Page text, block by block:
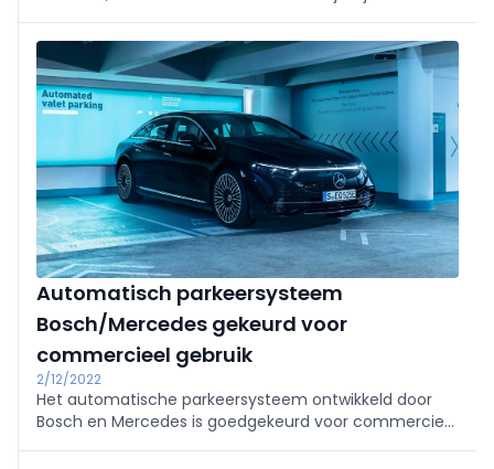
gaat om beschadiging door stoepranden of
instulpingen door oneffenheden in het wegdek, voor
elk probleem bestaat er een oplossing. Maar velgen
herstellen is specialisten­werk, waarbij de
verkeersveiligheid op het spel staat. Velgen zijn
namelijk de fun­dering waarop banden rusten en
spelen dan ook een grote rol in het waarborgen van
de rijprestaties. Kortom, een goede set velgen is
onmisbaar!
Automatisch parkeersysteem
Bosch/Mercedes gekeurd voor
commercieel gebruik
2/12/2022
Het automatische parkeersysteem ontwikkeld door
Bosch en Mercedes is goedgekeurd voor commercieel